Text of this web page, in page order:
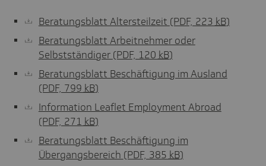
Beratungsblatt Altersteilzeit (PDF, 223 kB)
Beratungsblatt Arbeitnehmer oder
Selbstständiger (PDF, 120 kB)
Beratungsblatt Beschäftigung im Ausland
(PDF, 799 kB)
Information Leaflet Employment Abroad
(PDF, 271 kB)
Beratungsblatt Beschäftigung im
Übergangsbereich (PDF, 385 kB)